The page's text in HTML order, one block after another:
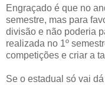
Engraçado é que no
semestre, mas para
divisão e não poderia
realizada no 1º
competições e criar a
Se o estadual só vai